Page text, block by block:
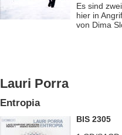
Es sind
hier in
von Dima
Lauri Porra
Entropia
BIS 2305